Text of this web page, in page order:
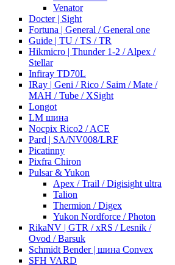
Venator
Docter | Sight
Fortuna | General / General one
Guide | TU / TS / TR
Hikmicro | Thunder 1-2 / Alpex /
Stellar
Infiray TD70L
IRay | Geni / Rico / Saim / Mate /
MAH / Tube / XSight
Longot
LM шина
Nocpix Rico2 / ACE
Pard | SA/NV008/LRF
Picatinny
Pixfra Chiron
Pulsar & Yukon
Apex / Trail / Digisight ultra
Talion
Thermion / Digex
Yukon Nordforce / Photon
RikaNV | GTR / xRS / Lesnik /
Ovod / Barsuk
Schmidt Bender | шина Convex
SFH VARD